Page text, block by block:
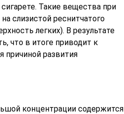
Такие вещества при
слизистой реснитчатого
легких). В результате
что в итоге приводит к
причиной развития
концентрации содержится